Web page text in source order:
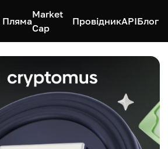
Пляма
Market
Cap
ПровідникAPIБлог